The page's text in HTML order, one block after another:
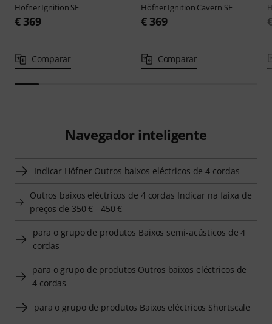
HöfnerIgnition SE
€ 369
Comparar
HöfnerIgnition Cavern SE
€ 369
Comparar
Navegador inteligente
Indicar Höfner Outros baixos eléctricos de 4 cordas
Outros baixos eléctricos de 4 cordas Indicar na faixa de
preços de 350 € - 450 €
para o grupo de produtos Baixos semi-acústicos de 4
cordas
para o grupo de produtos Outros baixos eléctricos de
4 cordas
para o grupo de produtos Baixos eléctricos Shortscale